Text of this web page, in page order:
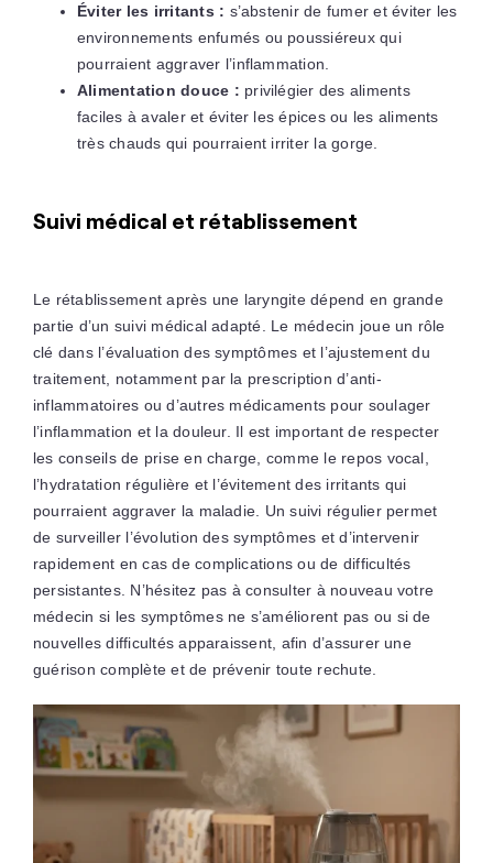
Éviter les irritants : s’abstenir de fumer et éviter les
environnements enfumés ou poussiéreux qui
pourraient aggraver l’inflammation.
Alimentation douce : privilégier des aliments
faciles à avaler et éviter les épices ou les aliments
très chauds qui pourraient irriter la gorge.
Suivi médical et rétablissement
Le rétablissement après une laryngite dépend en grande
partie d’un suivi médical adapté. Le médecin joue un rôle
clé dans l’évaluation des symptômes et l’ajustement du
traitement, notamment par la prescription d’anti-
inflammatoires ou d’autres médicaments pour soulager
l’inflammation et la douleur. Il est important de respecter
les conseils de prise en charge, comme le repos vocal,
l’hydratation régulière et l’évitement des irritants qui
pourraient aggraver la maladie. Un suivi régulier permet
de surveiller l’évolution des symptômes et d’intervenir
rapidement en cas de complications ou de difficultés
persistantes. N’hésitez pas à consulter à nouveau votre
médecin si les symptômes ne s’améliorent pas ou si de
nouvelles difficultés apparaissent, afin d’assurer une
guérison complète et de prévenir toute rechute.